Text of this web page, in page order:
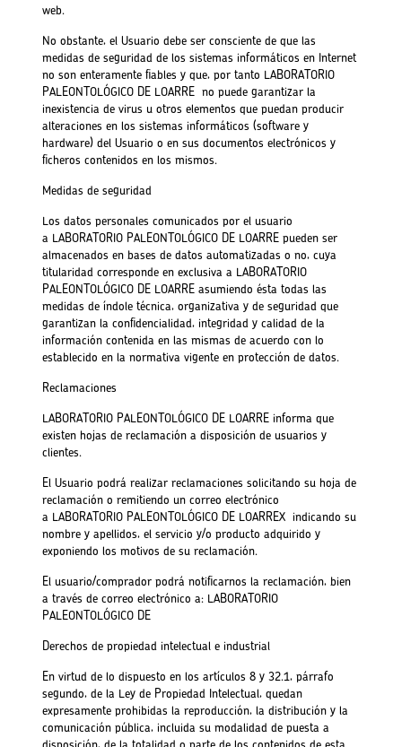
web.
No obstante, el Usuario debe ser consciente de que las
medidas de seguridad de los sistemas informáticos en Internet
no son enteramente fiables y que, por tanto LABORATORIO
PALEONTOLÓGICO DE LOARRE no puede garantizar la
inexistencia de virus u otros elementos que puedan producir
alteraciones en los sistemas informáticos (software y
hardware) del Usuario o en sus documentos electrónicos y
ficheros contenidos en los mismos.
Medidas de seguridad
Los datos personales comunicados por el usuario
a LABORATORIO PALEONTOLÓGICO DE LOARRE pueden ser
almacenados en bases de datos automatizadas o no, cuya
titularidad corresponde en exclusiva a LABORATORIO
PALEONTOLÓGICO DE LOARRE asumiendo ésta todas las
medidas de índole técnica, organizativa y de seguridad que
garantizan la confidencialidad, integridad y calidad de la
información contenida en las mismas de acuerdo con lo
establecido en la normativa vigente en protección de datos.
Reclamaciones
LABORATORIO PALEONTOLÓGICO DE LOARRE informa que
existen hojas de reclamación a disposición de usuarios y
clientes.
El Usuario podrá realizar reclamaciones solicitando su hoja de
reclamación o remitiendo un correo electrónico
a LABORATORIO PALEONTOLÓGICO DE LOARREX indicando su
nombre y apellidos, el servicio y/o producto adquirido y
exponiendo los motivos de su reclamación.
El usuario/comprador podrá notificarnos la reclamación, bien
a través de correo electrónico a: LABORATORIO
PALEONTOLÓGICO DE
Derechos de propiedad intelectual e industrial
En virtud de lo dispuesto en los artículos 8 y 32.1, párrafo
segundo, de la Ley de Propiedad Intelectual, quedan
expresamente prohibidas la reproducción, la distribución y la
comunicación pública, incluida su modalidad de puesta a